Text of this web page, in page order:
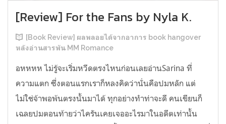
[Review] For the Fans by Nyla K.
[Book Review] ผลพลอยได้จากอาการ book hangover
หลังอ่านสารพัน MM Romance
อหหหห ไม่รู้จะเริ่มหวีดตรงไหนก่อนเลยอ่านSarina ที่
ความแตก ซึ่งตอนแรกเราก็หลงคิดว่านั่นคือปมหลัก แต่
ไม่ใช่จ้าพอพ้นตรงนั้นมาได้ ทุกอย่างทำท่าจะดี คนเขียนก็
เฉลยปมตอนท้ายว่าไครันเคยเจออะไรมาในอดีตเท่านั้น